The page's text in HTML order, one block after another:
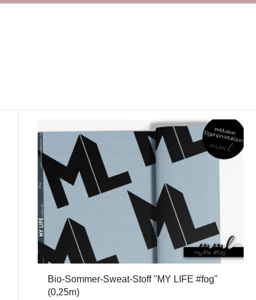
Bio-Sommer-Sweat-Stoff "MY LIFE #fog"
(0,25m)